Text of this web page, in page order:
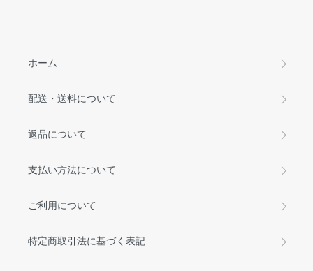
ホーム
配送・送料について
返品について
支払い方法について
ご利用について
特定商取引法に基づく表記